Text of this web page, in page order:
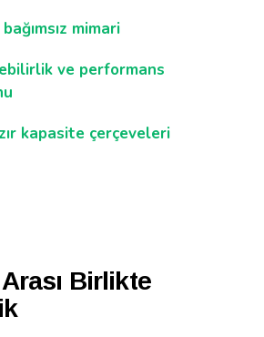
mimari
ve performans
kapasite çerçeveleri
Birlikte